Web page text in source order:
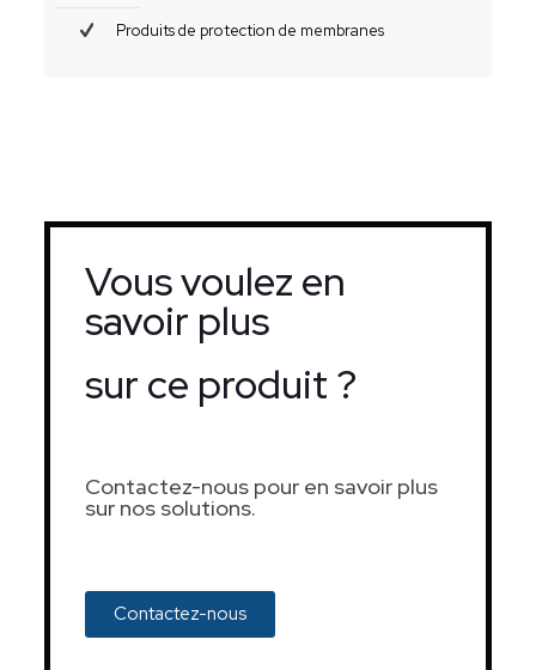
Produits de protection de membranes
Vous voulez en
savoir plus
sur ce produit ?
Contactez-nous pour en savoir plus
sur nos solutions.
Contactez-nous